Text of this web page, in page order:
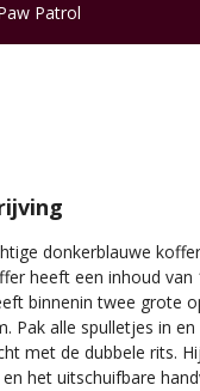
Patrol
donkerblauwe
heeft een inhoud
binnenin twee grote
Pak alle spulletjes in
met de dubbele rits.
het uitschuifbare